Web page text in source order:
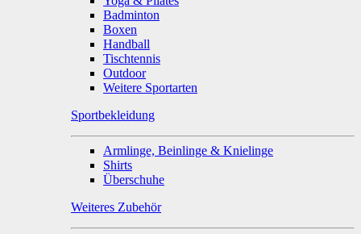
Badminton
Boxen
Handball
Tischtennis
Outdoor
Weitere Sportarten
Sportbekleidung
Armlinge, Beinlinge & Knielinge
Shirts
Überschuhe
Weiteres Zubehör